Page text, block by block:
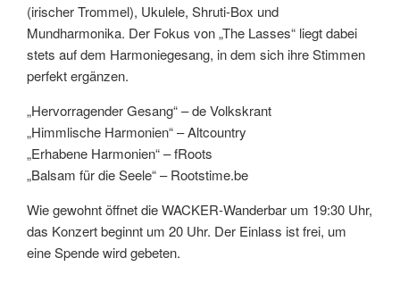
(irischer Trommel), Ukulele, Shruti-Box und
Mundharmonika. Der Fokus von „The Lasses“ liegt dabei
stets auf dem Harmoniegesang, in dem sich ihre Stimmen
perfekt ergänzen.
„Hervorragender Gesang“ – de Volkskrant
„Himmlische Harmonien“ – Altcountry
„Erhabene Harmonien“ – fRoots
„Balsam für die Seele“ – Rootstime.be
Wie gewohnt öffnet die WACKER-Wanderbar um 19:30 Uhr,
das Konzert beginnt um 20 Uhr. Der Einlass ist frei, um
eine Spende wird gebeten.